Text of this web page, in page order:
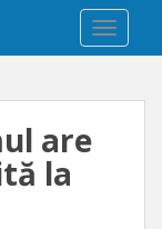
are
la